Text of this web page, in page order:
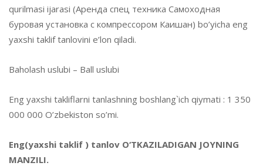
qurilmasi ijarasi (Аренда спец техника Самоходная
буровая установка с компрессором Каишан) bo’yicha eng
yaxshi taklif tanlovini e’lon qiladi.
Baholash uslubi – Ball uslubi
Eng yaxshi takliflarni tanlashning boshlang`ich qiymati : 1 350
000 000 O’zbekiston so’mi.
Eng(yaxshi taklif ) tanlov O‘TKAZILADIGAN JOYNING
MANZILI.